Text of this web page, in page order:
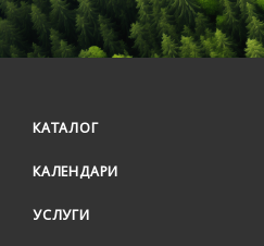
КАТАЛОГ
КАЛЕНДАРИ
УСЛУГИ